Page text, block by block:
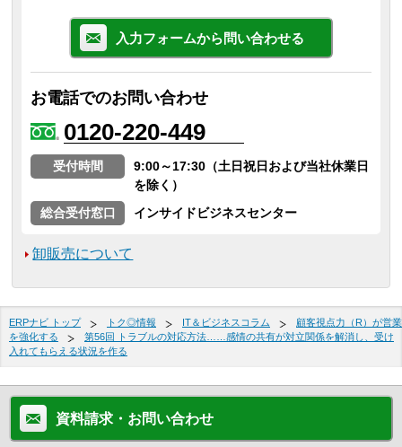
入力フォームから問い合わせる
お電話でのお問い合わせ
0120-220-449
受付時間
9:00～17:30（土日祝日および当社休業日
を除く）
総合受付窓口
インサイドビジネスセンター
卸販売について
ERPナビ トップ トク◎情報 IT＆ビジネスコラム
顧客視点力（R）が営業
を強化する
第56回 トラブルの対応方法……感情の共有が対立関係を解消し、受け
入れてもらえる状況を作る
資料請求・お問い合わせ